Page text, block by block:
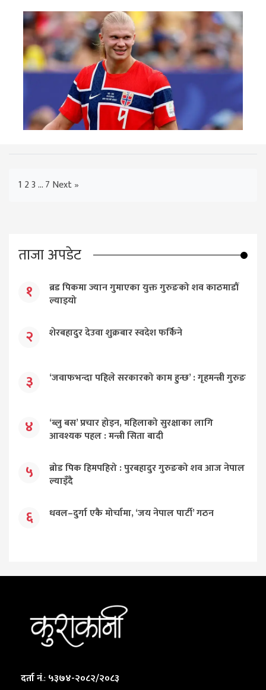
1 23…7 Next »
ताजा अपडेट
१
ब्रड पिकमा ज्यान गुमाएका युक्त गुरुङको शव काठमाडौं
ल्याइयो
२ शेरबहादुर देउवा शुक्रबार स्वदेश फर्किने
३ ‘जवाफभन्दा पहिले सरकारको काम हुन्छ’ : गृहमन्त्री गुरुङ
४
‘ब्लु बस’ प्रचार होइन, महिलाको सुरक्षाका लागि
आवश्यक पहल : मन्त्री सिता बादी
५
ब्रोड पिक हिमपहिरो : पुरबहादुर गुरुङको शव आज नेपाल
ल्याइँदै
६ धवल–दुर्गा एकै मोर्चामा, ‘जय नेपाल पार्टी’ गठन
दर्ता नं.: ५३७४-२०८२/२०८३